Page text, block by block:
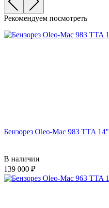
Рекомендуем посмотреть
Бензорез Oleo-Mac 983 TTA 14"
В наличии
139 000